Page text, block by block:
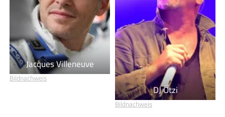
Jacques Villeneuve
Bildnachweis
DJ Ötzi
Bildnachweis